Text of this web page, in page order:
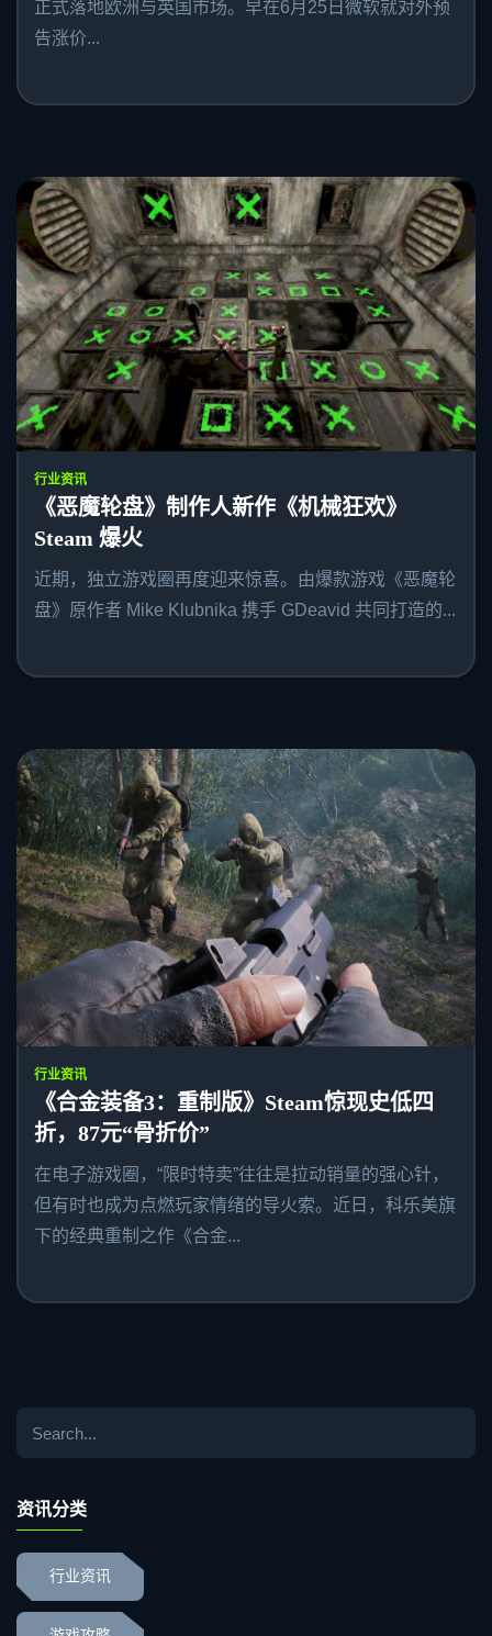
正式落地欧洲与英国市场。早在6月25日微软就对外预
告涨价...
行业资讯
《恶魔轮盘》制作人新作《机械狂欢》
Steam 爆火
近期，独立游戏圈再度迎来惊喜。由爆款游戏《恶魔轮
盘》原作者 Mike Klubnika 携手 GDeavid 共同打造的...
行业资讯
《合金装备3：重制版》Steam惊现史低四
折，87元“骨折价”
在电子游戏圈，“限时特卖”往往是拉动销量的强心针，
但有时也成为点燃玩家情绪的导火索。近日，科乐美旗
下的经典重制之作《合金...
资讯分类
行业资讯